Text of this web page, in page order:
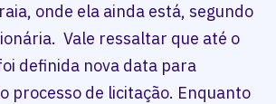
onde ela ainda está, segundo
Vale ressaltar que até o
definida nova data para
processo de licitação. Enquanto